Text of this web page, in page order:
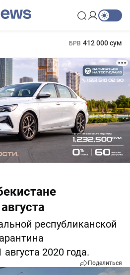
БРВ 412 000 сум
республиканской
2020 года.
Поделиться